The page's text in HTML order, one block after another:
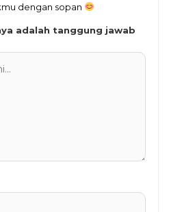
dengan sopan
adalah tanggung jawab